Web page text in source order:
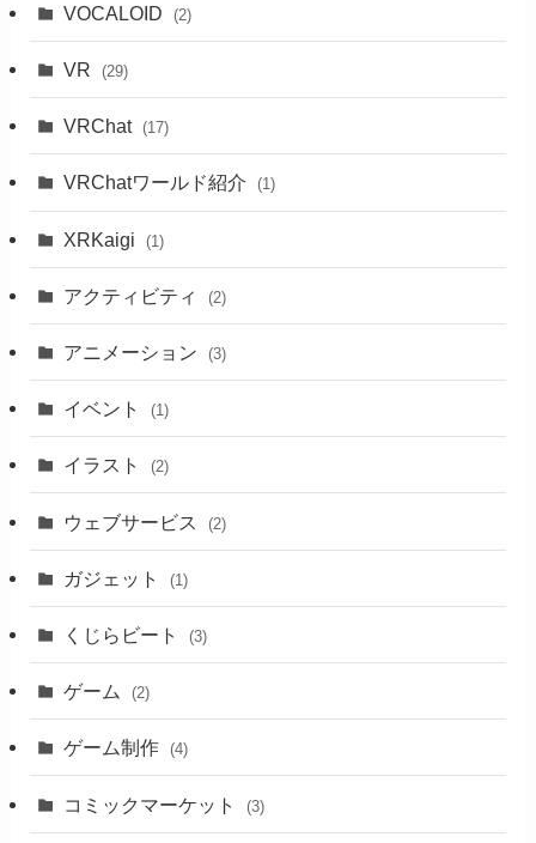
VOCALOID (2)
VR (29)
VRChat (17)
VRChatワールド紹介 (1)
XRKaigi (1)
アクティビティ (2)
アニメーション (3)
イベント (1)
イラスト (2)
ウェブサービス (2)
ガジェット (1)
くじらビート (3)
ゲーム (2)
ゲーム制作 (4)
コミックマーケット (3)